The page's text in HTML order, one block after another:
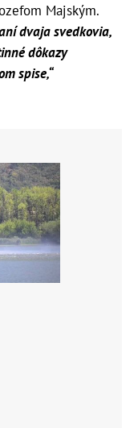
Majským.
dvaja svedkovia,
dôkazy
spise,“